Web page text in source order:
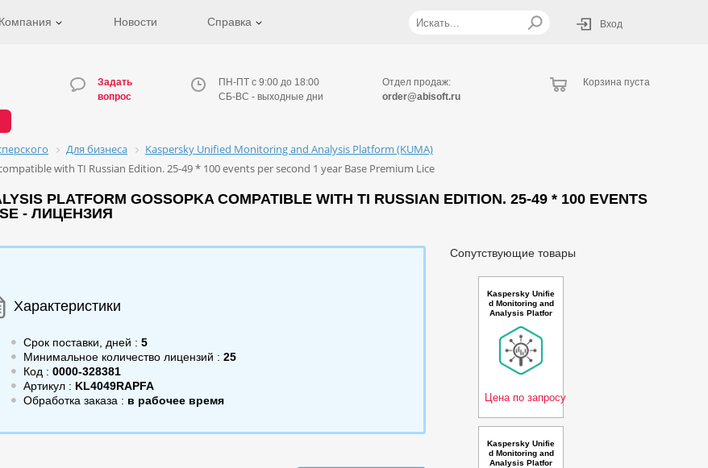
Компания Новости Справка Вход
Задать
вопрос
ПН-ПТ с 9:00 до 18:00
СБ-ВС - выходные дни
Отдел продаж:
order@abisoft.ru
Корзина пуста
Для бизнеса
Kaspersky Unified Monitoring and Analysis Platform (KUMA)
with TI Russian Edition. 25-49 * 100 events per second 1 year Base Premium Lice
PLATFORM GOSSOPKA COMPATIBLE WITH TI RUSSIAN EDITION. 25-49 * 100 EVENTS
- ЛИЦЕНЗИЯ
Характеристики
Срок поставки, дней : 5
Минимальное количество лицензий : 25
Код : 0000-328381
Артикул : KL4049RAPFA
Обработка заказа : в рабочее время
Сопутствующие товары
Kaspersky Unifie
d Monitoring and
Analysis Platfor
upport Russian E
dition. 10-14 * 10
0 events per sec
ond 1 year Rene
wal Premium Plu
Цена по запросу
Kaspersky Unifie
d Monitoring and
Analysis Platfor